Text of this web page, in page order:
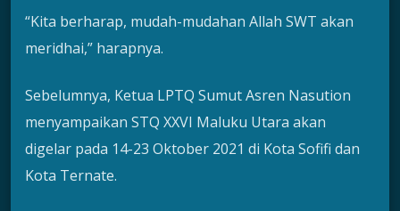
“Kita berharap, mudah-mudahan Allah SWT akan
meridhai,” harapnya.
Sebelumnya, Ketua LPTQ Sumut Asren Nasution
menyampaikan STQ XXVI Maluku Utara akan
digelar pada 14-23 Oktober 2021 di Kota Sofifi dan
Kota Ternate.